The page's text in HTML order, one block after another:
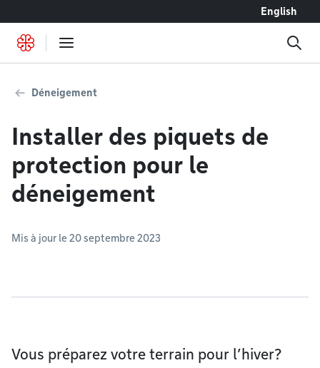
English
Déneigement
Installer des piquets de
protection pour le
déneigement
Mis à jour le 20 septembre 2023
Vous préparez votre terrain pour l’hiver?